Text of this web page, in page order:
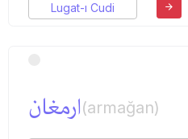
Lugat-ı Cudi
ارمغان(armağan)